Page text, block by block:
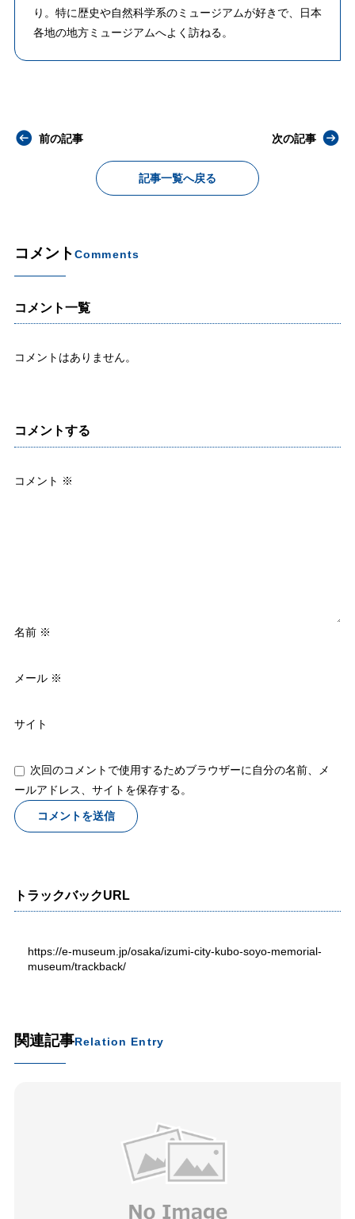
り。特に歴史や自然科学系のミュージアムが好きで、日本
各地の地方ミュージアムへよく訪ねる。
前の記事
記事一覧へ戻る
次の記事
コメントComments
コメント一覧
コメントはありません。
コメントする
コメント ※
名前 ※
メール ※
サイト
次回のコメントで使用するためブラウザーに自分の名前、メ
ールアドレス、サイトを保存する。
トラックバックURL
https://e-museum.jp/osaka/izumi-city-kubo-soyo-memorial-
museum/trackback/
関連記事Relation Entry